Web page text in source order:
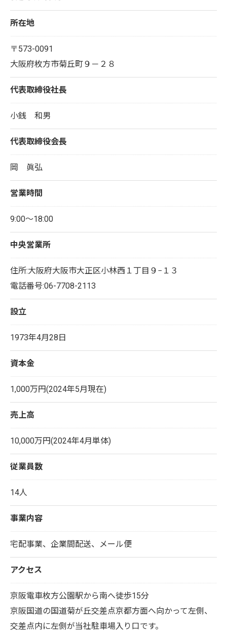
所在地
〒573-0091
大阪府枚方市菊丘町９－２８
代表取締役社長
小銭 和男
代表取締役会長
岡 眞弘
営業時間
9:00～18:00
中央営業所
住所:大阪府大阪市大正区小林西１丁目９−１３
電話番号:06-7708-2113
設立
1973年4月28日
資本金
1,000万円(2024年5月現在)
売上高
10,000万円(2024年4月単体)
従業員数
14人
事業内容
宅配事業、企業間配送、メール便
アクセス
京阪電車枚方公園駅から南へ徒歩15分
京阪国道の国道菊が丘交差点京都方面へ向かって左側、
交差点内に左側が当社駐車場入り口です。